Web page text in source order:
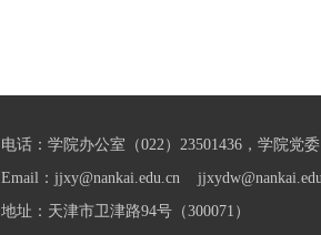
电话：学院办公室（022）23501436，学院党
Email：jjxy@nankai.edu.cn
地址：天津市卫津路94号（300071）